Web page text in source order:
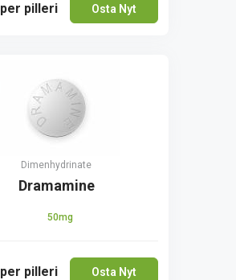
per pilleri Osta Nyt
Dimenhydrinate
Dramamine
50mg
per pilleri Osta Nyt